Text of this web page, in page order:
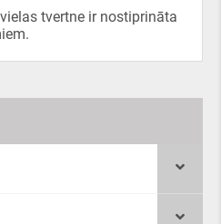
tvertne ir nostiprināta